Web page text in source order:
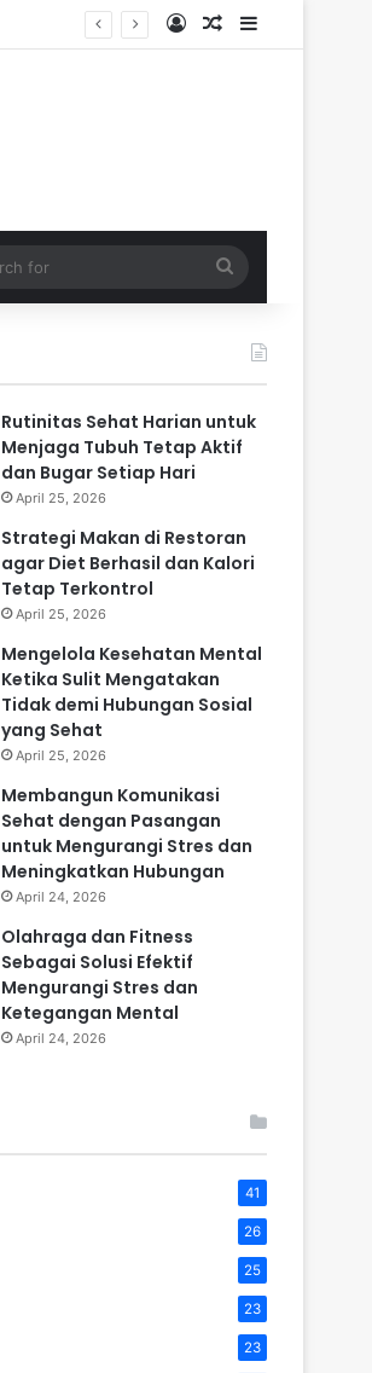
Log InRandom Article
Sidebar
for
Rutinitas Sehat Harian untuk
Menjaga Tubuh Tetap Aktif
dan Bugar Setiap Hari
April 25, 2026
Strategi Makan di Restoran
agar Diet Berhasil dan Kalori
Tetap Terkontrol
April 25, 2026
Mengelola Kesehatan Mental
Ketika Sulit Mengatakan
Tidak demi Hubungan Sosial
yang Sehat
April 25, 2026
Membangun Komunikasi
Sehat dengan Pasangan
untuk Mengurangi Stres dan
Meningkatkan Hubungan
April 24, 2026
Olahraga dan Fitness
Sebagai Solusi Efektif
Mengurangi Stres dan
Ketegangan Mental
April 24, 2026
41
26
25
23
23